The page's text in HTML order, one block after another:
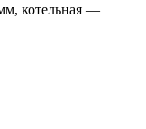
котельная —